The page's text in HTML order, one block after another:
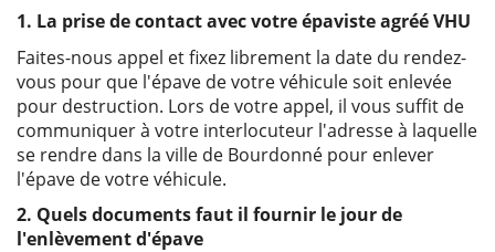
1. La prise de contact avec votre épaviste agréé VHU
Faites-nous appel et fixez librement la date du rendez-
vous pour que l'épave de votre véhicule soit enlevée
pour destruction. Lors de votre appel, il vous suffit de
communiquer à votre interlocuteur l'adresse à laquelle
se rendre dans la ville de Bourdonné pour enlever
l'épave de votre véhicule.
2. Quels documents faut il fournir le jour de
l'enlèvement d'épave